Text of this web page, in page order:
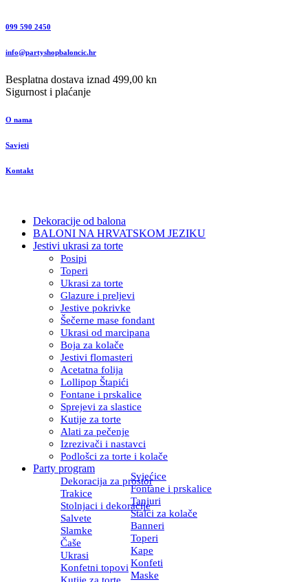
099 590 2450
info@partyshopbaloncic.hr
Besplatna dostava iznad 499,00 kn
Sigurnost i plaćanje
O nama
Savjeti
Kontakt
Dekoracije od balona
BALONI NA HRVATSKOM JEZIKU
Jestivi ukrasi za torte
Posipi
Toperi
Ukrasi za torte
Glazure i preljevi
Jestive pokrivke
Šečerne mase fondant
Ukrasi od marcipana
Boja za kolače
Jestivi flomasteri
Acetatna folija
Lollipop Štapići
Fontane i prskalice
Sprejevi za slastice
Kutije za torte
Alati za pečenje
Izrezivači i nastavci
Podlošci za torte i kolače
Party program
Dekoracija za prostor
Svjećice
Trakice
Fontane i prskalice
Stolnjaci i dekoracije
Tanjuri
Salvete
Stalci za kolače
Slamke
Banneri
Čaše
Toperi
Ukrasi
Kape
Konfetni topovi Konfeti
Kutije za torte
Maske